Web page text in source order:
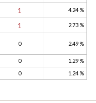
1 4.24 %
1 2.73 %
0 2.49 %
0
1.29 %
0 1.24 %